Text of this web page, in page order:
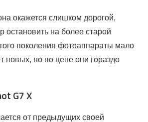
окажется слишком дорогой,
остановить на более старой
поколения фотоаппараты мало
новых, но по цене они гораздо
G7 X
от предыдущих своей